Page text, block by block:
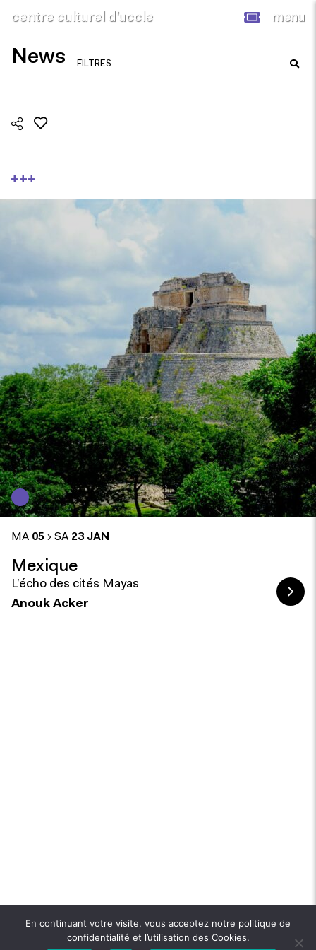
centre culturel d’uccle menu
News FILTRES
+++
MA 05 SA 23 JAN
Mexique
L’écho des cités Mayas
Anouk Acker
En continuant votre visite, vous acceptez notre politique de
confidentialité et l’utilisation des Cookies.